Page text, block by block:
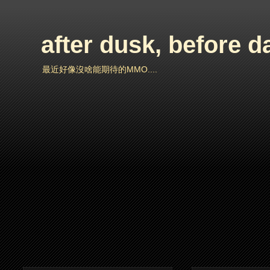
after dusk, before
最近好像沒啥能期待的MMO....